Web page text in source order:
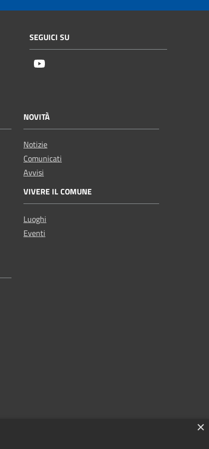
SEGUICI SU
NOVITÀ
Notizie
Comunicati
Avvisi
VIVERE IL COMUNE
Luoghi
Eventi
×